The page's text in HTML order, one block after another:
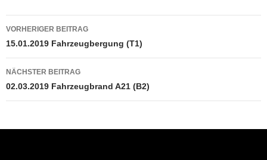
Beitragsnavigation
VORHERIGER BEITRAG
15.01.2019 Fahrzeugbergung (T1)
NÄCHSTER BEITRAG
02.03.2019 Fahrzeugbrand A21 (B2)